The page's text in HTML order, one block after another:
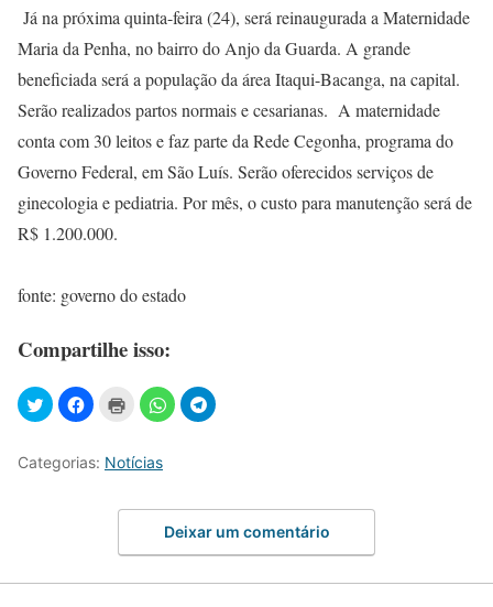
Já na próxima quinta-feira (24), será reinaugurada a Maternidade
Maria da Penha, no bairro do Anjo da Guarda. A grande
beneficiada será a população da área Itaqui-Bacanga, na capital.
Serão realizados partos normais e cesarianas. A maternidade
conta com 30 leitos e faz parte da Rede Cegonha, programa do
Governo Federal, em São Luís. Serão oferecidos serviços de
ginecologia e pediatria. Por mês, o custo para manutenção será de
R$ 1.200.000.
fonte: governo do estado
Compartilhe isso:
Categorias: Notícias
Deixar um comentário